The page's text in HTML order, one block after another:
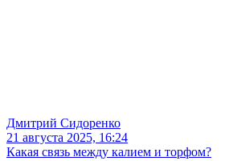
Дмитрий Сидоренко
21 августа 2025, 16:24
Какая связь между калием и торфом?